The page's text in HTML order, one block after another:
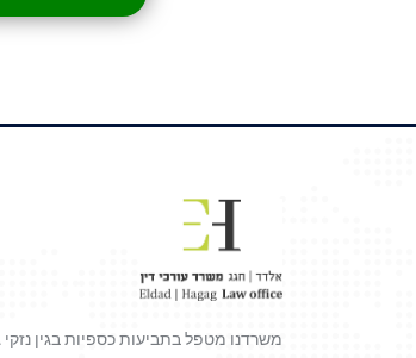
משרדנו מטפל בתביעות כספיות בגין נזקי